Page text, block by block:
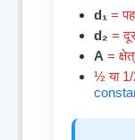
d₁ =
d₂ =
A =
½ या 1/